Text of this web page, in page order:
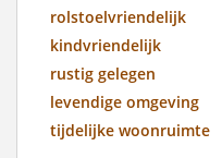
rolstoelvriendelijk
kindvriendelijk
rustig gelegen
levendige omgeving
tijdelijke woonruimte